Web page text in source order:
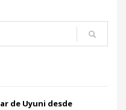
de Uyuni desde